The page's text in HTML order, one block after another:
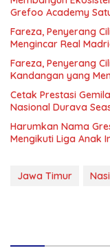
Grefoo Academy
Fareza, Penyerang
Mengincar Real
Fareza, Penyerang
Kandangan
Cetak Prestasi
Nasional Durava
Harumkan Nama
Mengikuti Liga Anak
Jawa Timur